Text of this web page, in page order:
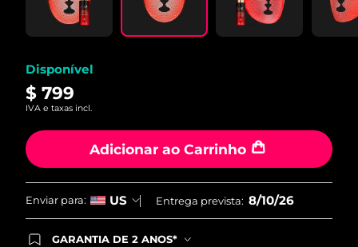
mesma
página.
Disponível
$ 799
IVA e taxas incl.
Adicionar ao Carrinho
Enviar para: US Entrega prevista: 8/10/26
GARANTIA DE 2 ANOS*